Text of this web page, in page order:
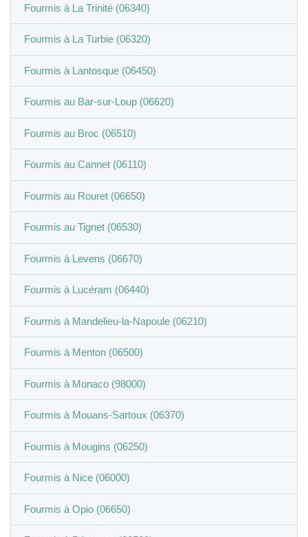
Fourmis à La Trinité (06340)
Fourmis à La Turbie (06320)
Fourmis à Lantosque (06450)
Fourmis au Bar-sur-Loup (06620)
Fourmis au Broc (06510)
Fourmis au Cannet (06110)
Fourmis au Rouret (06650)
Fourmis au Tignet (06530)
Fourmis à Levens (06670)
Fourmis à Lucéram (06440)
Fourmis à Mandelieu-la-Napoule (06210)
Fourmis à Menton (06500)
Fourmis à Monaco (98000)
Fourmis à Mouans-Sartoux (06370)
Fourmis à Mougins (06250)
Fourmis à Nice (06000)
Fourmis à Opio (06650)